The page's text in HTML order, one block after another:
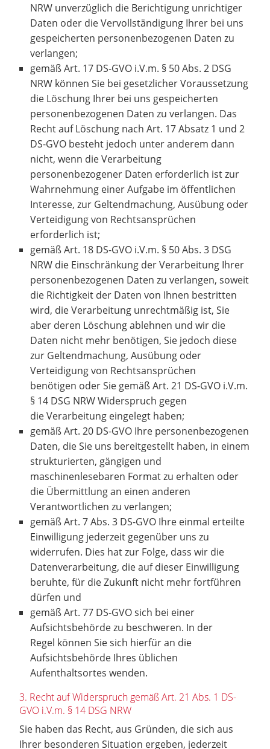
NRW unverzüglich die Berichtigung unrichtiger
Daten oder die Vervollständigung Ihrer bei uns
gespeicherten personenbezogenen Daten zu
verlangen;
gemäß Art. 17 DS-GVO i.V.m. § 50 Abs. 2 DSG
NRW können Sie bei gesetzlicher Voraussetzung
die Löschung Ihrer bei uns gespeicherten
personenbezogenen Daten zu verlangen. Das
Recht auf Löschung nach Art. 17 Absatz 1 und 2
DS-GVO besteht jedoch unter anderem dann
nicht, wenn die Verarbeitung
personenbezogener Daten erforderlich ist zur
Wahrnehmung einer Aufgabe im öffentlichen
Interesse, zur Geltendmachung, Ausübung oder
Verteidigung von Rechtsansprüchen
erforderlich ist;
gemäß Art. 18 DS-GVO i.V.m. § 50 Abs. 3 DSG
NRW die Einschränkung der Verarbeitung Ihrer
personenbezogenen Daten zu verlangen, soweit
die Richtigkeit der Daten von Ihnen bestritten
wird, die Verarbeitung unrechtmäßig ist, Sie
aber deren Löschung ablehnen und wir die
Daten nicht mehr benötigen, Sie jedoch diese
zur Geltendmachung, Ausübung oder
Verteidigung von Rechtsansprüchen
benötigen oder Sie gemäß Art. 21 DS-GVO i.V.m.
§ 14 DSG NRW Widerspruch gegen
die Verarbeitung eingelegt haben;
gemäß Art. 20 DS-GVO Ihre personenbezogenen
Daten, die Sie uns bereitgestellt haben, in einem
strukturierten, gängigen und
maschinenlesebaren Format zu erhalten oder
die Übermittlung an einen anderen
Verantwortlichen zu verlangen;
gemäß Art. 7 Abs. 3 DS-GVO Ihre einmal erteilte
Einwilligung jederzeit gegenüber uns zu
widerrufen. Dies hat zur Folge, dass wir die
Datenverarbeitung, die auf dieser Einwilligung
beruhte, für die Zukunft nicht mehr fortführen
dürfen und
gemäß Art. 77 DS-GVO sich bei einer
Aufsichtsbehörde zu beschweren. In der
Regel können Sie sich hierfür an die
Aufsichtsbehörde Ihres üblichen
Aufenthaltsortes wenden.
3. Recht auf Widerspruch gemäß Art. 21 Abs. 1 DS-
GVO i.V.m. § 14 DSG NRW
Sie haben das Recht, aus Gründen, die sich aus
Ihrer besonderen Situation ergeben, jederzeit